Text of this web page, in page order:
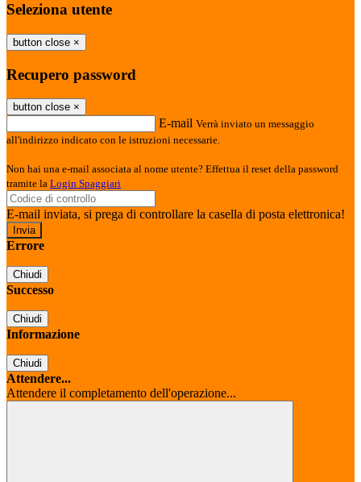
Seleziona utente
button close ×
Recupero password
button close ×
E-mail Verrà inviato un messaggio
all'indirizzo indicato con le istruzioni necessarie.
Non hai una e-mail associata al nome utente? Effettua il reset della password
tramite la Login Spaggiari
E-mail inviata, si prega di controllare la casella di posta elettronica!
Errore
Chiudi
Successo
Chiudi
Informazione
Chiudi
Attendere...
Attendere il completamento dell'operazione...